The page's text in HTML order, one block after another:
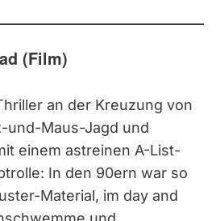
(Film)
an der Kreuzung von
und-Maus-Jagd und
einem astreinen A-List-
In den 90ern war so
Material, im day and